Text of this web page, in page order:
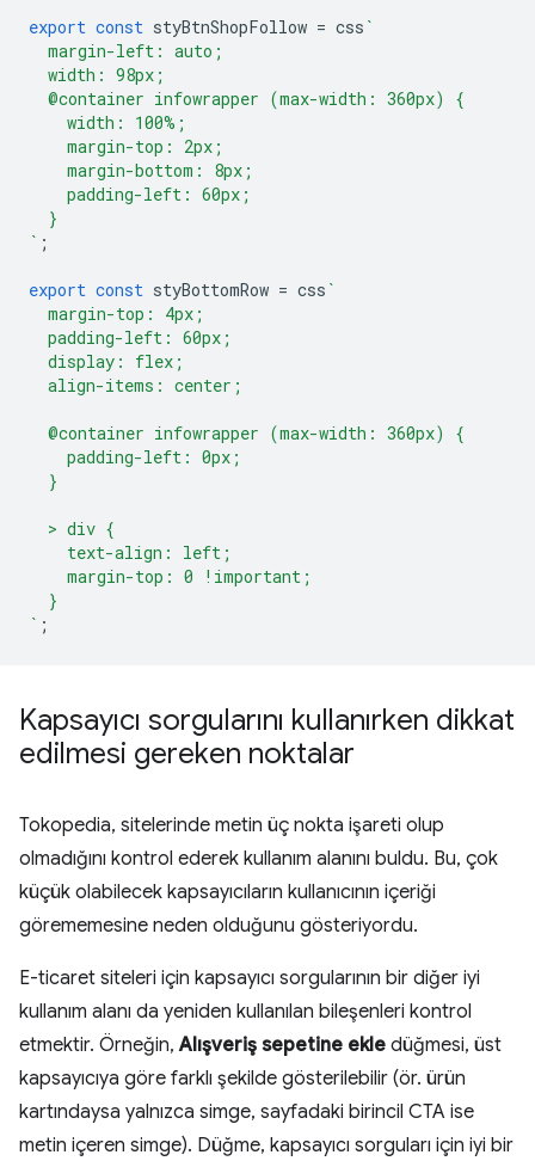
export const styBtnShopFollow = css `
  margin-left: auto;
  width: 98px;
  @container infowrapper (max-width: 360px) {
    width: 100%;
    margin-top: 2px;
    margin-bottom: 8px;
    padding-left: 60px;
  }
` ;
export const styBottomRow = css `
  margin-top: 4px;
  padding-left: 60px;
  display: flex;
  align-items: center;
  @container infowrapper (max-width: 360px) {
    padding-left: 0px;
  }
  > div {
    text-align: left;
    margin-top: 0 !important;
  }
` ;
Kapsayıcı sorgularını kullanırken dikkat
edilmesi gereken noktalar
Tokopedia, sitelerinde metin üç nokta işareti olup
olmadığını kontrol ederek kullanım alanını buldu. Bu, çok
küçük olabilecek kapsayıcıların kullanıcının içeriği
görememesine neden olduğunu gösteriyordu.
E-ticaret siteleri için kapsayıcı sorgularının bir diğer iyi
kullanım alanı da yeniden kullanılan bileşenleri kontrol
etmektir. Örneğin,Alışveriş sepetine ekle düğmesi, üst
kapsayıcıya göre farklı şekilde gösterilebilir (ör. ürün
kartındaysa yalnızca simge, sayfadaki birincil CTA ise
metin içeren simge). Düğme, kapsayıcı sorguları için iyi bir